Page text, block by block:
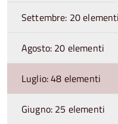
Settembre: 20 elementi
Agosto: 20 elementi
Luglio: 48 elementi
Giugno: 25 elementi